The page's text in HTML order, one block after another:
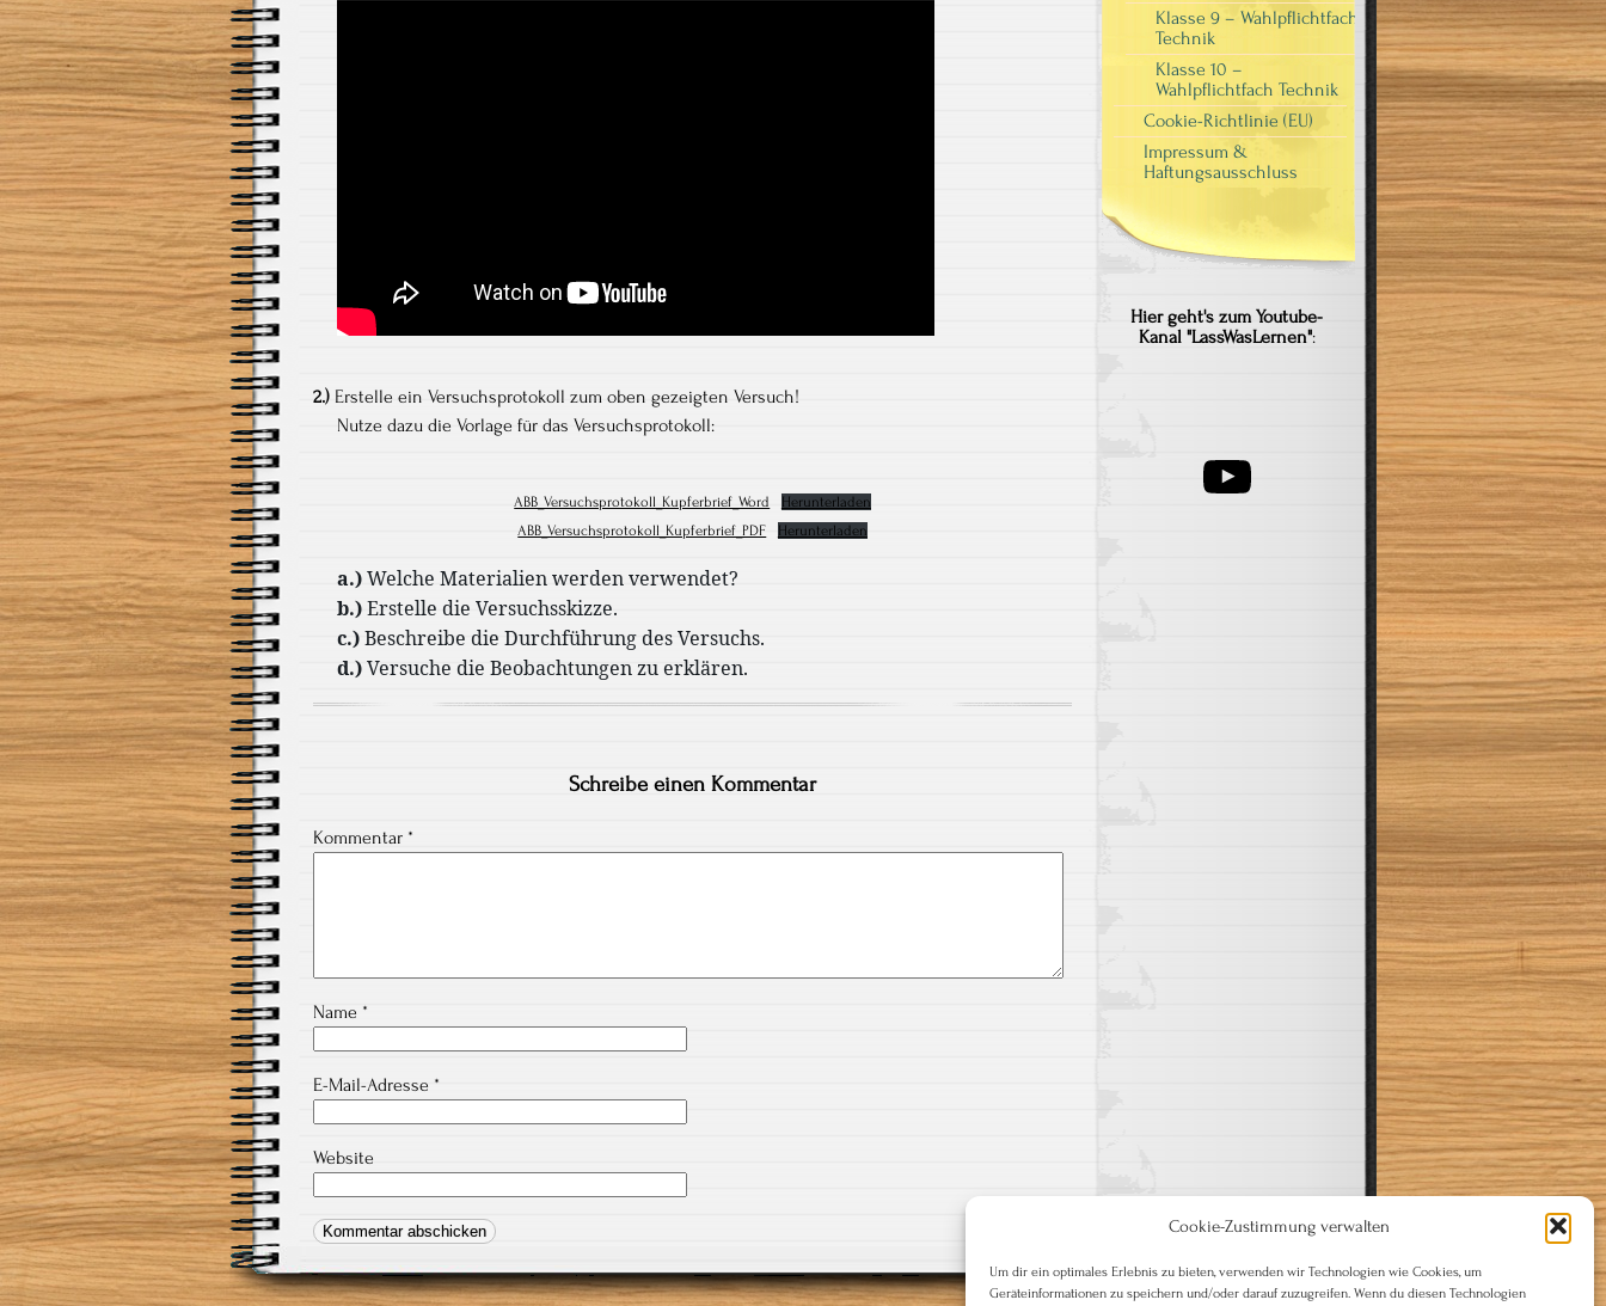
Cookie-Zustimmung verwalten
Um dir ein optimales Erlebnis zu bieten, verwenden wir Technologien wie Cookies, um
Geräteinformationen zu speichern und/oder darauf zuzugreifen. Wenn du diesen Technologien
2.) Erstelle ein Versuchsprotokoll zum oben gezeigten Versuch!
Nutze dazu die Vorlage für das Versuchsprotokoll:
ABB_Versuchsprotokoll_Kupferbrief_Word
Herunterladen
ABB_Versuchsprotokoll_Kupferbrief_PDF
Herunterladen
a.)Welche Materialien werden verwendet?
b.)Erstelle die Versuchsskizze.
c.)Beschreibe die Durchführung des Versuchs.
d.)Versuche die Beobachtungen zu erklären.
Schreibe einen Kommentar
Kommentar *
Name *
E-Mail-Adresse *
Website
Klasse 9 – Wahlpflichtfach
Technik
Klasse 10 –
Wahlpflichtfach Technik
Cookie-Richtlinie (EU)
Impressum &
Haftungsausschluss
Hier geht's zum Youtube-
Kanal "LassWasLernen":
YouTube